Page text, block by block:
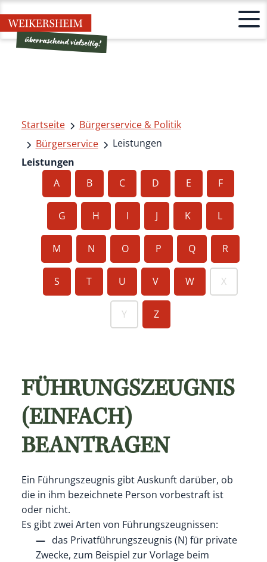
Startseite
Bürgerservice & Politik
Bürgerservice
Leistungen
Leistungen
A
B C D E F
G H I J K L
M N O P Q R
S T U V W X
Y Z
FÜHRUNGSZEUGNIS
(EINFACH)
BEANTRAGEN
Ein Führungszeugnis gibt Auskunft darüber, ob
die in ihm bezeichnete Person vorbestraft ist
oder nicht.
Es gibt zwei Arten von Führungszeugnissen:
das Privatführungszeugnis (N) für private
Zwecke, zum Beispiel zur Vorlage beim